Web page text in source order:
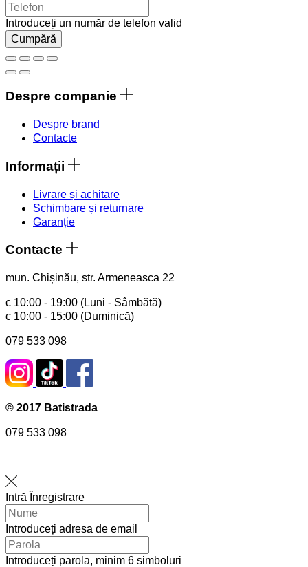
Introduceți un număr de telefon valid
Cumpără
Despre companie
Despre brand
Contacte
Informații
Livrare și achitare
Schimbare și returnare
Garanție
Contacte
mun. Chișinău, str. Armeneasca 22
с 10:00 - 19:00 (Luni - Sâmbătă)
с 10:00 - 15:00 (Duminică)
079 533 098
© 2017 Batistrada
079 533 098
Intră Înregistrare
Introduceți adresa de email
Introduceți parola, minim 6 simboluri